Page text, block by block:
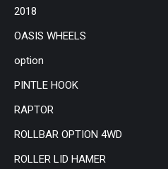
2018
OASIS WHEELS
option
PINTLE HOOK
RAPTOR
ROLLBAR OPTION 4WD
ROLLER LID HAMER